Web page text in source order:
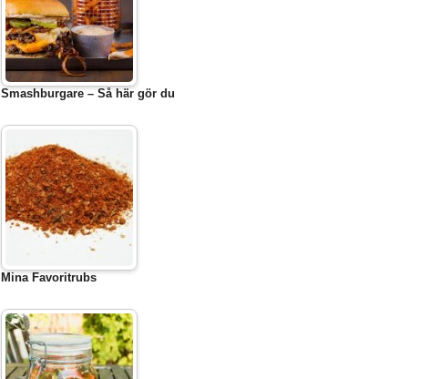
Smashburgare – Så här gör du
Mina Favoritrubs